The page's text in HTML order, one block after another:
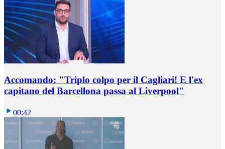
Accomando: "Triplo colpo per il Cagliari! E l'ex
capitano del Barcellona passa al Liverpool"
00:42